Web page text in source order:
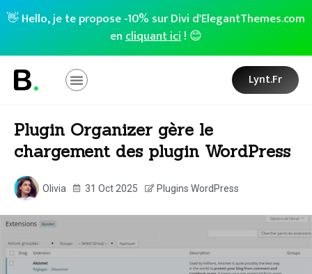
👋 Hello, je te propose -10% sur Divi d'ElegantThemes.com
encliquant ici! 😊
Lynt.fr
Plugin Organizer gère le
chargement des plugin WordPress
Olivia 31 Oct 2025 Plugins WordPress